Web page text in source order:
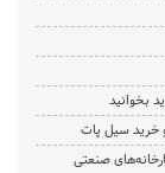
بخوانید
خرید سیل پات
صنعتی